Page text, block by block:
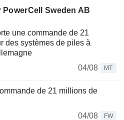
Sweden AB
une commande de 21
des systèmes de piles à
04/08
MT
de 21 millions de
04/08
FW